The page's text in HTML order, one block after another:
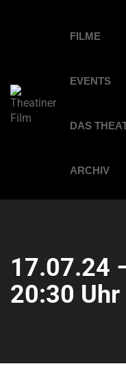
FILME
EVENTS
DAS
ARCHIV
17.07.24
20:30 Uhr